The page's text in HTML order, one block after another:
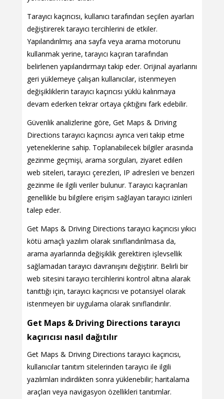
Tarayıcı kaçırıcısı, kullanıcı tarafından seçilen ayarları
değiştirerek tarayıcı tercihlerini de etkiler.
Yapılandırılmış ana sayfa veya arama motorunu
kullanmak yerine, tarayıcı kaçıran tarafından
belirlenen yapılandırmayı takip eder. Orijinal ayarlarını
geri yüklemeye çalışan kullanıcılar, istenmeyen
değişikliklerin tarayıcı kaçırıcısı yüklü kalınmaya
devam ederken tekrar ortaya çıktığını fark edebilir.
Güvenlik analizlerine göre, Get Maps & Driving
Directions tarayıcı kaçırıcısı ayrıca veri takip etme
yeteneklerine sahip. Toplanabilecek bilgiler arasında
gezinme geçmişi, arama sorguları, ziyaret edilen
web siteleri, tarayıcı çerezleri, IP adresleri ve benzeri
gezinme ile ilgili veriler bulunur. Tarayıcı kaçıranları
genellikle bu bilgilere erişim sağlayan tarayıcı izinleri
talep eder.
Get Maps & Driving Directions tarayıcı kaçırıcısı yıkıcı
kötü amaçlı yazılım olarak sınıflandırılmasa da,
arama ayarlarında değişiklik gerektiren işlevsellik
sağlamadan tarayıcı davranışını değiştirir. Belirli bir
web sitesini tarayıcı tercihlerini kontrol altına alarak
tanıttığı için, tarayıcı kaçırıcısı ve potansiyel olarak
istenmeyen bir uygulama olarak sınıflandırılır.
Get Maps & Driving Directions tarayıcı
kaçırıcısı nasıl dağıtılır
Get Maps & Driving Directions tarayıcı kaçırıcısı,
kullanıcılar tanıtım sitelerinden tarayıcı ile ilgili
yazılımları indirdikten sonra yüklenebilir; haritalama
araçları veya navigasyon özellikleri tanıtımlar.